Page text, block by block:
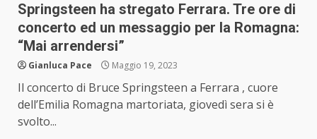
Springsteen ha stregato Ferrara. Tre ore di
concerto ed un messaggio per la Romagna:
“Mai arrendersi”
Gianluca Pace Maggio 19, 2023
Il concerto di Bruce Springsteen a Ferrara , cuore
dell’Emilia Romagna martoriata, giovedì sera si è
svolto...